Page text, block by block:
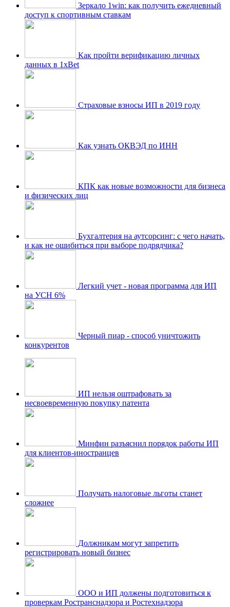
Зеркало 1win: как получить ежедневный
доступ к спортивным ставкам
Как пройти верификацию личных
данных в 1xBet
Страховые взносы ИП в 2019 году
Как узнать ОКВЭД по ИНН
КПК как новые возможности для бизнеса
и физических лиц
Бухгалтерия на аутсорсинг: с чего начать,
и как не ошибиться при выборе подрядчика?
Легкий учет - новая программа для ИП
на УСН 6%
Черный пиар - способ уничтожить
конкурентов
ИП нельзя оштрафовать за
несвоевременную покупку патента
Минфин разъяснил порядок работы ИП
для клиентов-иностранцев
Получать налоговые льготы станет
сложнее
Должникам могут запретить
регистрировать новый бизнес
ООО и ИП должены подготовиться к
проверкам Ространснадзора и Ростехнадзора